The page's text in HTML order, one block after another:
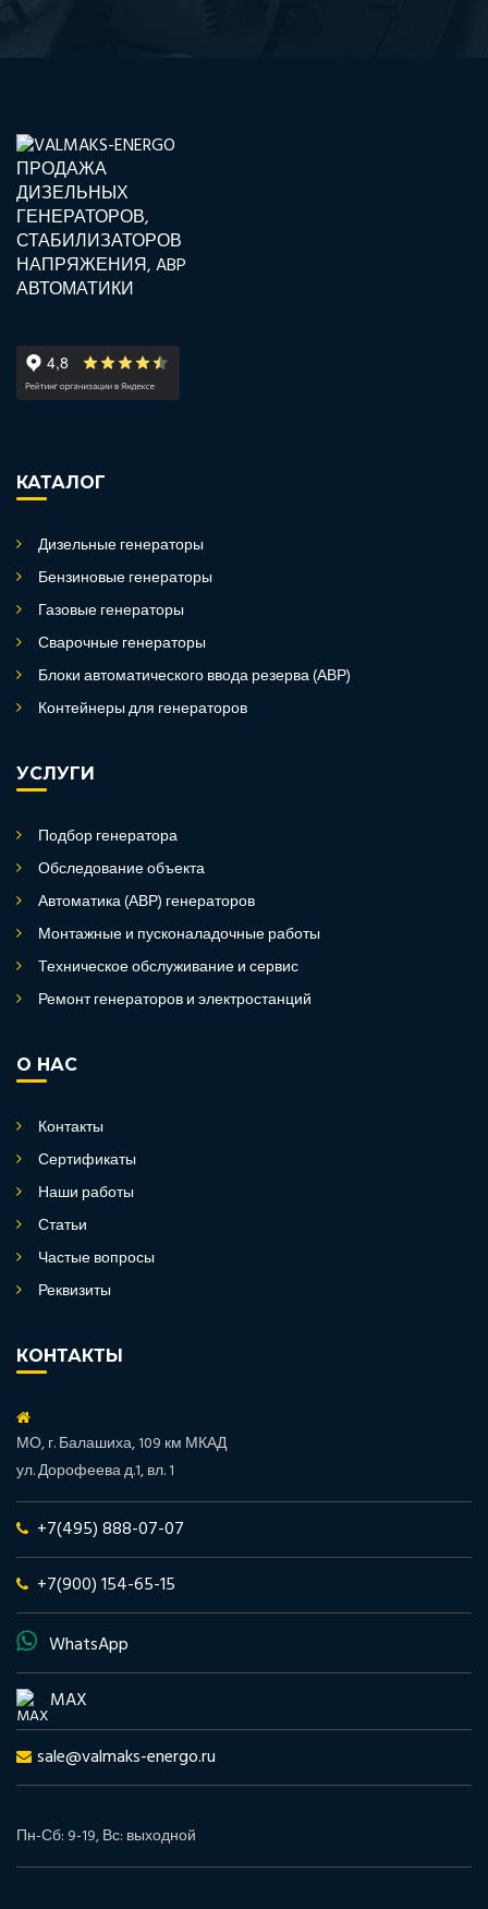
КАТАЛОГ
Дизельные генераторы
Бензиновые генераторы
Газовые генераторы
Сварочные генераторы
Блоки автоматического ввода резерва (АВР)
Контейнеры для генераторов
УСЛУГИ
Подбор генератора
Обследование объекта
Автоматика (АВР) генераторов
Монтажные и пусконаладочные работы
Техническое обслуживание и сервис
Ремонт генераторов и электростанций
О НАС
Контакты
Сертификаты
Наши работы
Статьи
Частые вопросы
Реквизиты
КОНТАКТЫ
МО, г. Балашиха, 109 км МКАД
ул. Дорофеева д.1, вл. 1
+7(495) 888-07-07
+7(900) 154-65-15
WhatsApp
MAX
sale@valmaks-energo.ru
Пн-Сб: 9-19, Вс: выходной